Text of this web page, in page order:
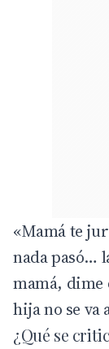
«Mamá te
nada pasó…
mamá, dime
hija no se va
¿Qué se